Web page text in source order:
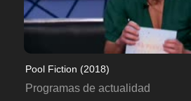
Pool Fiction (2018)
Programas de actualidad